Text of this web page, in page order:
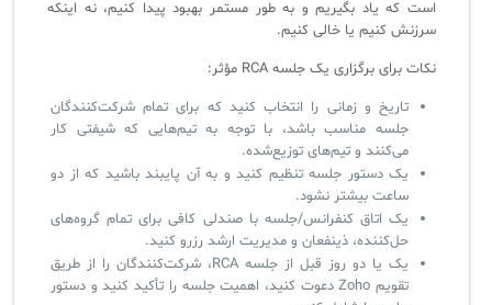
است که یاد بگیریم و به طور مستمر بهبود پیدا کنیم، نه اینکه
سرزنش کنیم یا خالی کنیم.
نکات برای برگزاری یک جلسه RCA مؤثر:
تاریخ و زمانی را انتخاب کنید که برای تمام شرکت‌کنندگان
جلسه مناسب باشد، با توجه به تیم‌هایی که شیفتی کار
می‌کنند و تیم‌های توزیع‌شده.
یک دستور جلسه تنظیم کنید و به آن پایبند باشید که از دو
ساعت بیشتر نشود.
یک اتاق کنفرانس/جلسه با صندلی کافی برای تمام گروه‌های
حل‌کننده، ذینفعان و مدیریت ارشد رزرو کنید.
یک یا دو روز قبل از جلسه RCA، شرکت‌کنندگان را از طریق
تقویم Zoho دعوت کنید، اهمیت جلسه را تأکید کنید و دستور